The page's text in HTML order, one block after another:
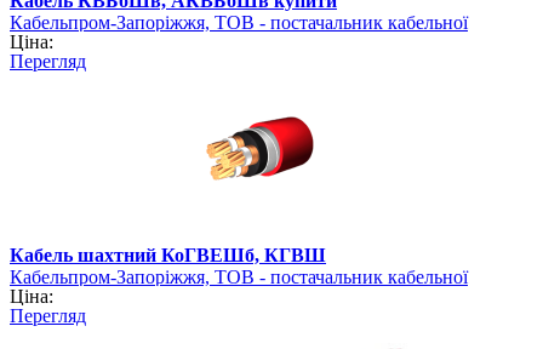
Кабельпром-Запоріжжя, ТОВ - постачальник кабельної
продукції
Ціна:
Перегляд
Кабель шахтний КоГВЕШб, КГВШ
Кабельпром-Запоріжжя, ТОВ - постачальник кабельної
продукції
Ціна:
Перегляд